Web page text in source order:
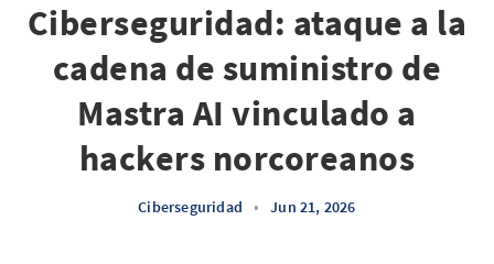
Ciberseguridad: ataque a la
cadena de suministro de
Mastra AI vinculado a
hackers norcoreanos
Ciberseguridad • Jun 21, 2026